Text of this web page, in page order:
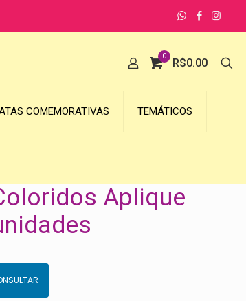
0
R$0.00
COMEMORATIVAS TEMÁTICOS
Aplique